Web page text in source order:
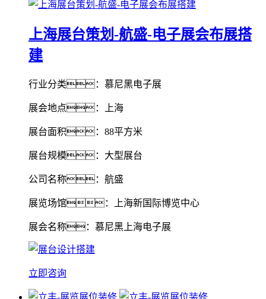
上海展台策划-航盛-电子展会布展搭
建
行业分类：慕尼黑电子展
展会地点：上海
展台面积：88平方米
展台规模：大型展台
公司名称：航盛
展览场馆：上海新国际博览中心
展会名称：慕尼黑上海电子展
立即咨询